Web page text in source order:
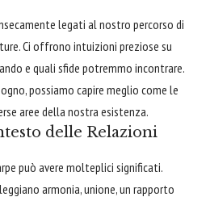
legati al nostro percorso di
Ci offrono intuizioni preziose su
e quali sfide potremmo incontrare.
possiamo capire meglio come le
aree della nostra esistenza.
delle Relazioni
può avere molteplici significati.
armonia, unione, un rapporto